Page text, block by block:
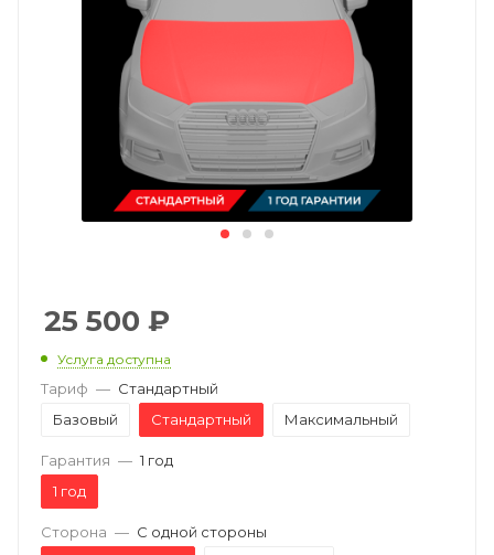
25 500 ₽
Услуга доступна
Тариф — Стандартный
Базовый
Стандартный Максимальный
Гарантия — 1 год
1 год
Сторона — С одной стороны